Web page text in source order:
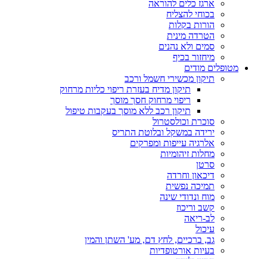
ארגז כלים להוראה
בכוחי להצליח
הורות בקלות
הטרדה מינית
סמים ולא נהנים
מיחזור בכיף
מטופלים מודים
תיקון מכשירי חשמל ורכב
תיקון מדיח בעזרת ריפוי כליות מרחוק
ריפוי מרחוק חסך מוסך
תיקון רכב ללא מוסך בעקבות טיפול
סוכרת וכולסטרול
ירידה במשקל ובלוטת התריס
אלרגיה עייפות ומפרקים
מחלות זיהומיות
סרטן
דיכאון וחרדה
תמיכה נפשית
מוח ונדודי שינה
קשב וריכוז
לב-ריאה
עיכול
גב, ברכיים, לחץ דם, מע' השתן והמין
בעיות אורטופדיות